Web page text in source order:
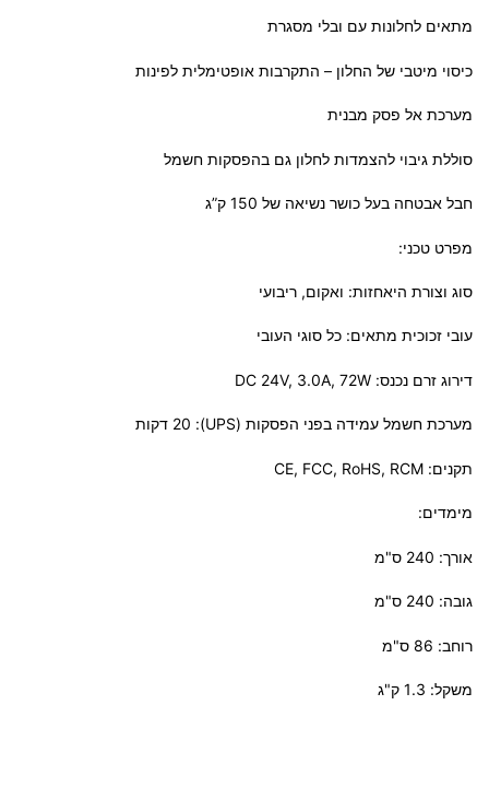
מתאים לחלונות עם ובלי מסגרת
כיסוי מיטבי של החלון – התקרבות אופטימלית לפינות
מערכת אל פסק מבנית
סוללת גיבוי להצמדות לחלון גם בהפסקות חשמל
חבל אבטחה בעל כושר נשיאה של 150 ק”ג
מפרט טכני:
סוג וצורת היאחזות: ואקום, ריבועי
עובי זכוכית מתאים: כל סוגי העובי
דירוג זרם נכנס: DC 24V, 3.0A, 72W
מערכת חשמל עמידה בפני הפסקות (UPS): 20 דקות
תקנים: CE, FCC, RoHS, RCM
מימדים:
אורך: 240 ס"מ
גובה: 240 ס"מ
רוחב: 86 ס"מ
משקל: 1.3 ק"ג